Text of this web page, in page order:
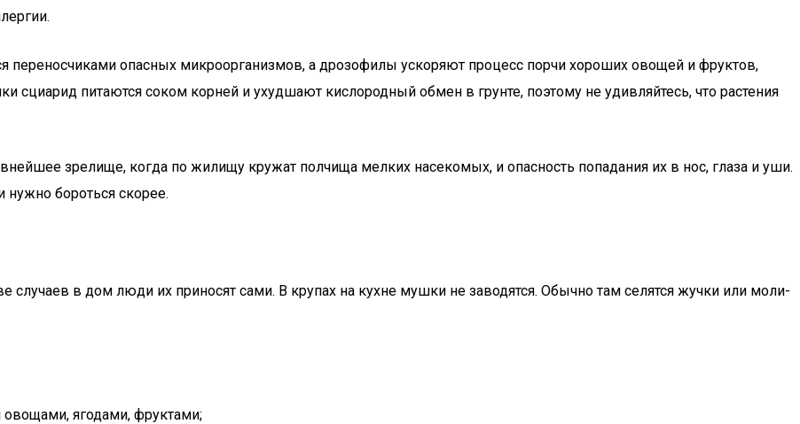
переносчиками опасных микроорганизмов, а дрозофилы ускоряют процесс порчи хороших овощей и фруктов,
сциарид питаются соком корней и ухудшают кислородный обмен в грунте, поэтому не удивляйтесь, что растения
зрелище, когда по жилищу кружат полчища мелких насекомых, и опасность попадания их в нос, глаза и уши.
нужно бороться скорее.
в дом люди их приносят сами. В крупах на кухне мушки не заводятся. Обычно там селятся жучки или моли-
ягодами, фруктами;